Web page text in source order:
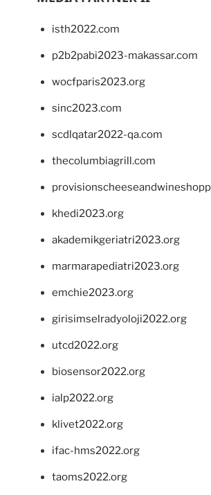
isth2022.com
p2b2pabi2023-makassar.com
wocfparis2023.org
sinc2023.com
scdlqatar2022-qa.com
thecolumbiagrill.com
khedi2023.org
akademikgeriatri2023.org
marmarapediatri2023.org
emchie2023.org
girisimselradyoloji2022.org
utcd2022.org
biosensor2022.org
ialp2022.org
klivet2022.org
ifac-hms2022.org
taoms2022.org